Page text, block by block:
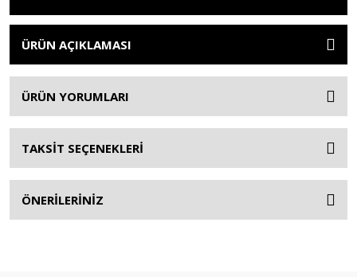
ÜRÜN AÇIKLAMASI
ÜRÜN YORUMLARI
TAKSİT SEÇENEKLERİ
ÖNERİLERİNİZ